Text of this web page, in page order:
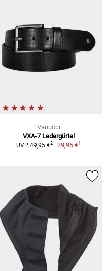
Vanucci
VXA-7 Ledergürtel
UVP 49,95 €2 39,95 €1